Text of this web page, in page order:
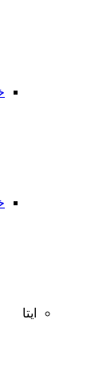
ایتا